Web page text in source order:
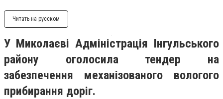
Читать на русском
У Миколаєві Адміністрація Інгульського
району оголосила тендер на
забезпечення механізованого вологого
прибирання доріг.